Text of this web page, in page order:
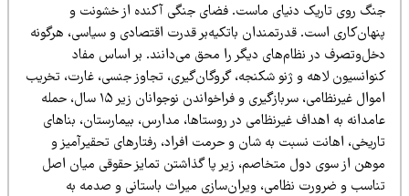
روی تاریک دنیای ماست. فضای جنگی آکنده از خشونت و
است. قدرتمندان باتکیه‌بر قدرت اقتصادی و سیاسی، هرگونه
در نظام‌های دیگر را محق می‌دانند. بر اساس مفاد
لاهه و ژنو شکنجه، گروگان‌گیری، تجاوز جنسی، غارت، تخریب
اموال غیرنظامی، سربازگیری و فراخواندن نوجوانان زیر ۱۵ سال، حمله
به اهداف غیرنظامی در روستاها، مدارس، بیمارستان، بناهای
اهانت نسبت به شان و حرمت افراد، رفتارهای تحقیرآمیز و
از سوی دول متخاصم، زیر پا گذاشتن تمایز حقوقی میان اصل
و ضرورت نظامی، ویران‌سازی میراث باستانی و صدمه به